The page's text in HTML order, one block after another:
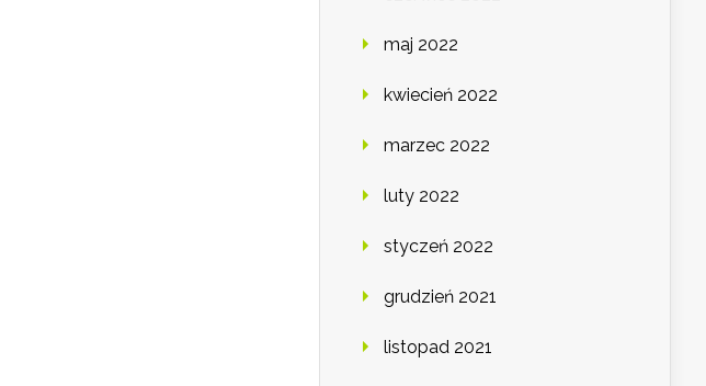
maj 2022
kwiecień 2022
marzec 2022
luty 2022
styczeń 2022
grudzień 2021
listopad 2021